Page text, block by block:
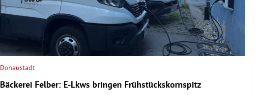
Untermenü
Untermenü
Donaustadt
Bäckerei Felber: E-Lkws bringen Frühstückskornspitz